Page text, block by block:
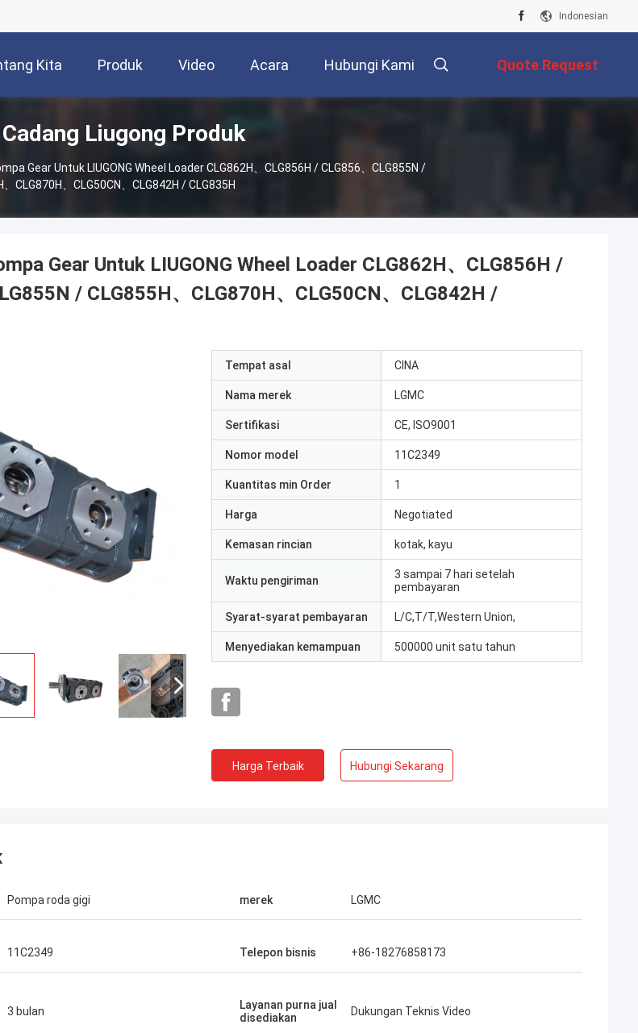
Indonesian
Kita Produk Video Acara Hubungi Kami Quote Request
Liugong Produk
Gear Untuk LIUGONG Wheel Loader CLG862H、CLG856H / CLG856、CLG855N /
、CLG870H、CLG50CN、CLG842H / CLG835H
Gear Untuk LIUGONG Wheel Loader CLG862H、CLG856H /
/ CLG855H、CLG870H、CLG50CN、CLG842H /
Tempat asal CINA
Nama merek LGMC
Sertifikasi CE, ISO9001
Nomor model 11C2349
Kuantitas min Order 1
Harga Negotiated
Kemasan rincian kotak, kayu
Waktu pengiriman
3 sampai 7 hari setelah
pembayaran
Syarat-syarat pembayaran L/C,T/T,Western Union,
Menyediakan kemampuan 500000 unit satu tahun
Harga Terbaik Hubungi Sekarang
Pompa roda gigi merek LGMC
11C2349 Telepon bisnis +86-18276858173
3 bulan
Layanan purna jual
disediakan
Dukungan Teknis Video